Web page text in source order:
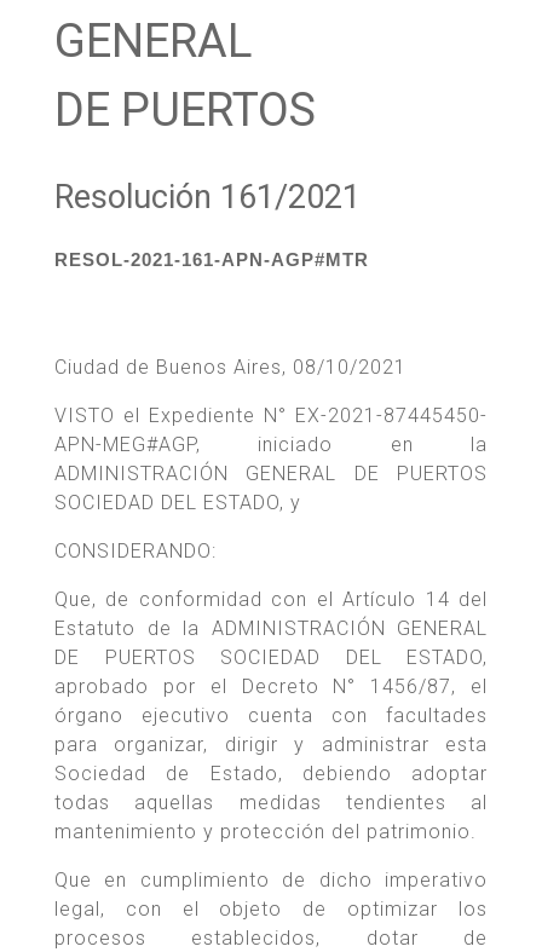
GENERAL
DE PUERTOS
Resolución 161/2021
RESOL-2021-161-APN-AGP#MTR
Ciudad de Buenos Aires, 08/10/2021
VISTO el Expediente N° EX-2021-87445450-
APN-MEG#AGP, iniciado en la
ADMINISTRACIÓN GENERAL DE PUERTOS
SOCIEDAD DEL ESTADO, y
CONSIDERANDO:
Que, de conformidad con el Artículo 14 del
Estatuto de la ADMINISTRACIÓN GENERAL
DE PUERTOS SOCIEDAD DEL ESTADO,
aprobado por el Decreto N° 1456/87, el
órgano ejecutivo cuenta con facultades
para organizar, dirigir y administrar esta
Sociedad de Estado, debiendo adoptar
todas aquellas medidas tendientes al
mantenimiento y protección del patrimonio.
Que en cumplimiento de dicho imperativo
legal, con el objeto de optimizar los
procesos establecidos, dotar de